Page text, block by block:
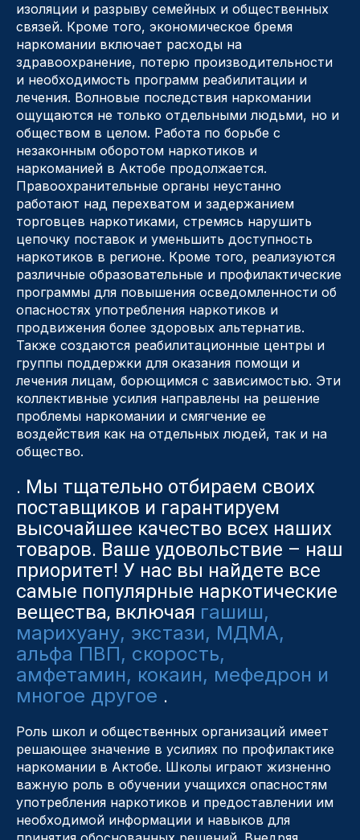
изоляции и разрыву семейных и общественных
связей. Кроме того, экономическое бремя
наркомании включает расходы на
здравоохранение, потерю производительности
и необходимость программ реабилитации и
лечения. Волновые последствия наркомании
ощущаются не только отдельными людьми, но и
обществом в целом. Работа по борьбе с
незаконным оборотом наркотиков и
наркоманией в Актобе продолжается.
Правоохранительные органы неустанно
работают над перехватом и задержанием
торговцев наркотиками, стремясь нарушить
цепочку поставок и уменьшить доступность
наркотиков в регионе. Кроме того, реализуются
различные образовательные и профилактические
программы для повышения осведомленности об
опасностях употребления наркотиков и
продвижения более здоровых альтернатив.
Также создаются реабилитационные центры и
группы поддержки для оказания помощи и
лечения лицам, борющимся с зависимостью. Эти
коллективные усилия направлены на решение
проблемы наркомании и смягчение ее
воздействия как на отдельных людей, так и на
общество.
. Мы тщательно отбираем своих
поставщиков и гарантируем
высочайшее качество всех наших
товаров. Ваше удовольствие – наш
приоритет! У нас вы найдете все
самые популярные наркотические
вещества, включая гашиш,
марихуану, экстази, МДМА,
альфа ПВП, скорость,
амфетамин, кокаин, мефедрон и
многое другое .
Роль школ и общественных организаций имеет
решающее значение в усилиях по профилактике
наркомании в Актобе. Школы играют жизненно
важную роль в обучении учащихся опасностям
употребления наркотиков и предоставлении им
необходимой информации и навыков для